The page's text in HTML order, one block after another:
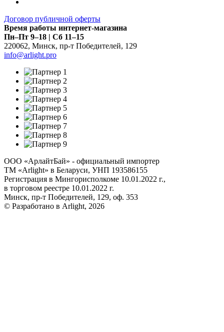
Договор публичной оферты
Время работы интернет-магазина
Пн–Пт 9–18 | Сб 11–15
220062, Минск, пр-т Победителей, 129
info@arlight.pro
ООО «АрлайтБай» - официальный импортер
ТМ «Arlight» в Беларуси, УНП 193586155
Регистрация в Мингорисполкоме 10.01.2022 г.,
в торговом реестре 10.01.2022 г.
Минск, пр-т Победителей, 129, оф. 353
© Разработано в Arlight, 2026